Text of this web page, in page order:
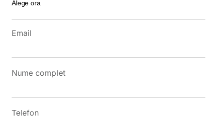
Email
Nume complet
Telefon